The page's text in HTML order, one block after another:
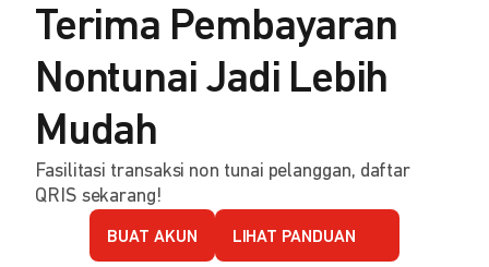
Terima Pembayaran
Nontunai Jadi Lebih
Mudah
Fasilitasi transaksi non tunai pelanggan, daftar
QRIS sekarang!
BUAT AKUN LIHAT PANDUAN